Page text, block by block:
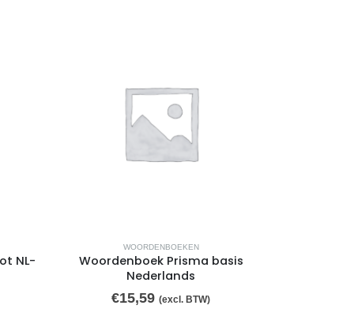
NL-
WOORDENBOEKEN
Woordenboek Prisma basis
Nederlands
€15,59 (excl. BTW)